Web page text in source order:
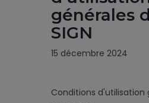
générales
SIGN
15 décembre 2024
Conditions d'utilisation